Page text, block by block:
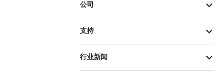
公司
支持
行业新闻